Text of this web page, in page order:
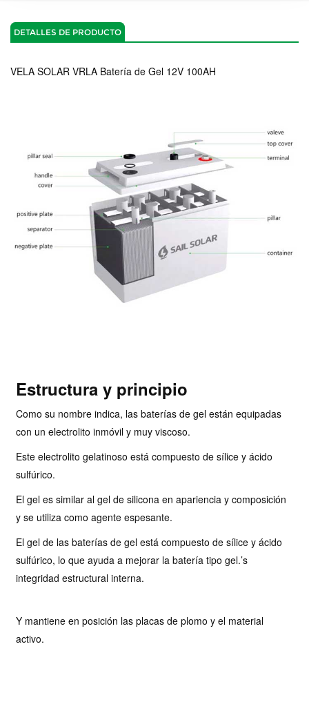
DETALLES DE PRODUCTO
VELA SOLAR VRLA Batería de Gel 12V 100AH
Estructura y principio
Como su nombre indica, las baterías de gel están equipadas
con un electrolito inmóvil y muy viscoso.
Este electrolito gelatinoso está compuesto de sílice y ácido
sulfúrico.
El gel es similar al gel de silicona en apariencia y composición
y se utiliza como agente espesante.
El gel de las baterías de gel está compuesto de sílice y ácido
sulfúrico, lo que ayuda a mejorar la batería tipo gel.’s
integridad estructural interna.
Y mantiene en posición las placas de plomo y el material
activo.